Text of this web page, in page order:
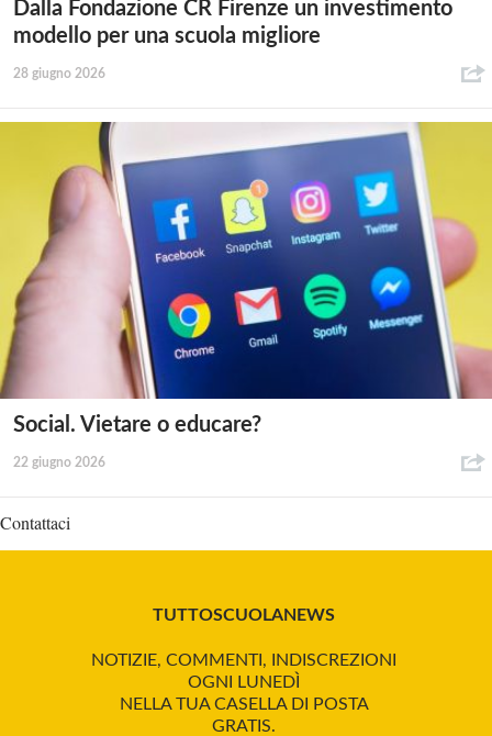
Dalla Fondazione CR Firenze un investimento
modello per una scuola migliore
28 giugno 2026
Social. Vietare o educare?
22 giugno 2026
Contattaci
TUTTOSCUOLANEWS
NOTIZIE, COMMENTI, INDISCREZIONI
OGNI LUNEDÌ
NELLA TUA CASELLA DI POSTA
GRATIS.